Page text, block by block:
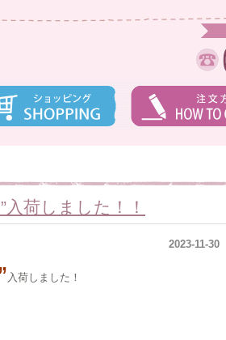
荷しました！！
2023-11-30
入荷しました！